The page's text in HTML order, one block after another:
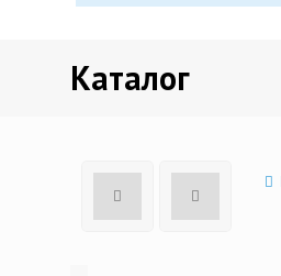
Каталог